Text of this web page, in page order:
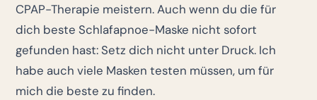
CPAP-Therapie meistern. Auch wenn du die für
dich beste Schlafapnoe-Maske nicht sofort
gefunden hast: Setz dich nicht unter Druck. Ich
habe auch viele Masken testen müssen, um für
mich die beste zu finden.